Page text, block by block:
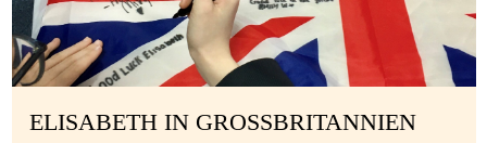
ELISABETH IN GROSSBRITANNIEN